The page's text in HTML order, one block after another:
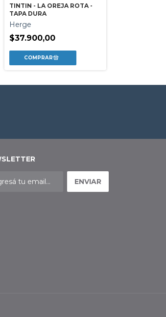
TINTIN - LA OREJA ROTA -
TAPA DURA
Herge
$37.900,00